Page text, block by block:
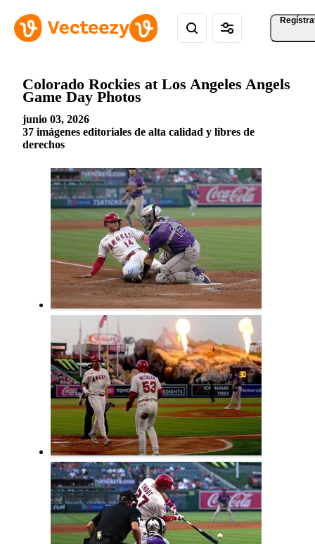
Colorado Rockies at Los Angeles Angels
Game Day Photos
junio 03, 2026
37 imágenes editoriales de alta calidad y libres de
derechos